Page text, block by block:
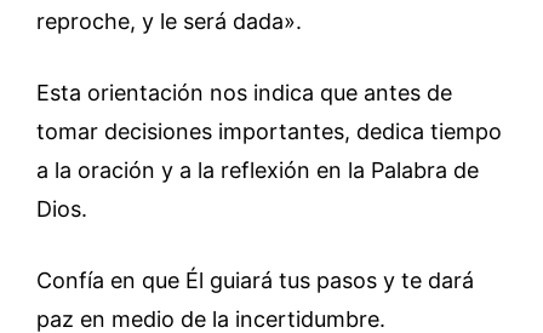
reproche, y le será dada».
Esta orientación nos indica que antes de
tomar decisiones importantes, dedica tiempo
a la oración y a la reflexión en la Palabra de
Dios.
Confía en que Él guiará tus pasos y te dará
paz en medio de la incertidumbre.